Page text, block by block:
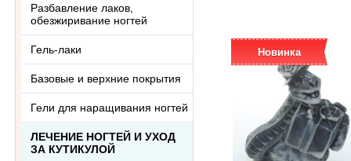
Новинка
Разбавление лаков,
обезжиривание ногтей
Гель-лаки
Базовые и верхние покрытия
Гели для наращивания ногтей
ЛЕЧЕНИЕ НОГТЕЙ И УХОД
ЗА КУТИКУЛОЙ